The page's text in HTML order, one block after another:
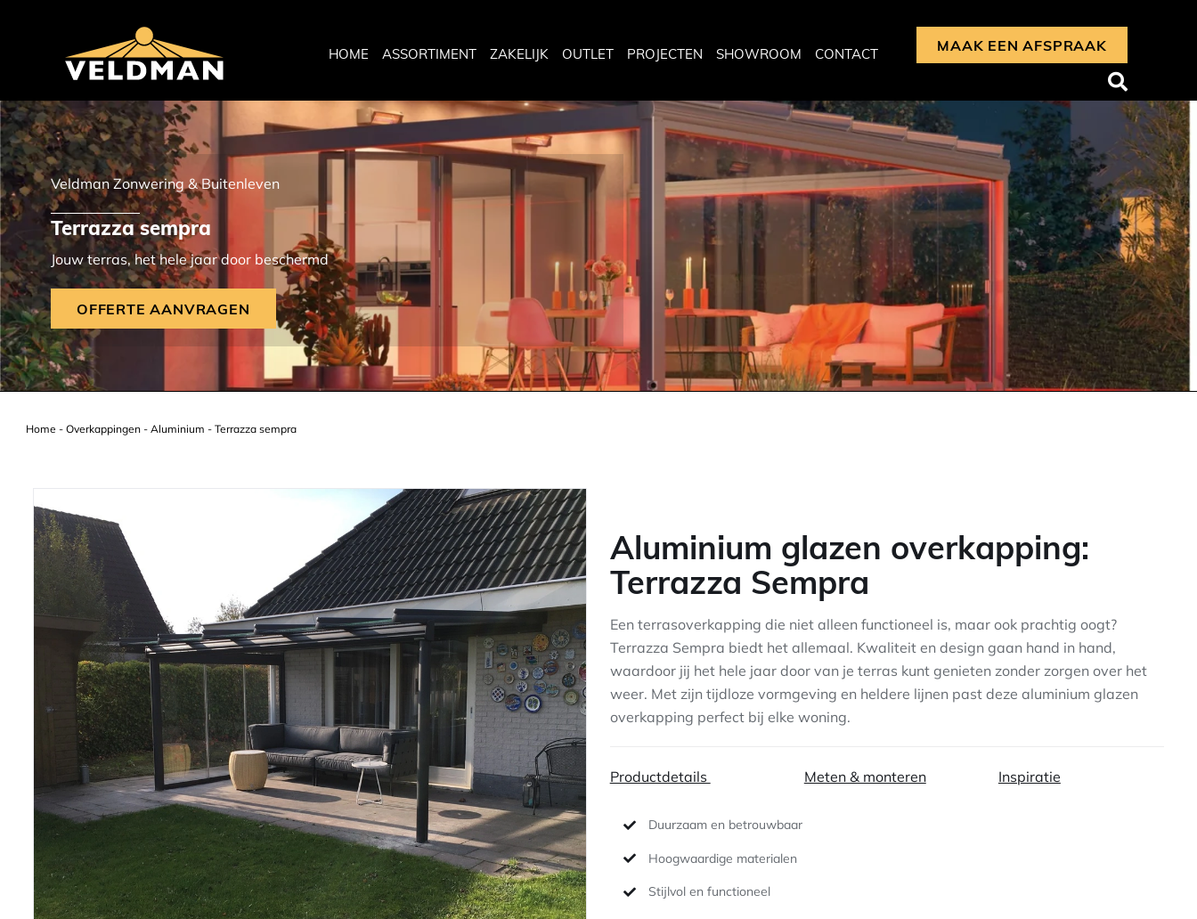
HOME ASSORTIMENT ZAKELIJK OUTLET PROJECTEN SHOWROOM CONTACT MAAK EEN AFSPRAAK
Veldman Zonwering & Buitenleven
Terrazza sempra
Jouw terras, het hele jaar door beschermd
OFFERTE AANVRAGEN
Home -Overkappingen -Aluminium -Terrazza sempra
Aluminium glazen overkapping:
Terrazza Sempra
Een terrasoverkapping die niet alleen functioneel is, maar ook prachtig oogt?
Terrazza Sempra biedt het allemaal. Kwaliteit en design gaan hand in hand,
waardoor jij het hele jaar door van je terras kunt genieten zonder zorgen over het
weer. Met zijn tijdloze vormgeving en heldere lijnen past deze aluminium glazen
overkapping perfect bij elke woning.
Productdetails Meten & monteren Inspiratie
Duurzaam en betrouwbaar
Hoogwaardige materialen
Stijlvol en functioneel